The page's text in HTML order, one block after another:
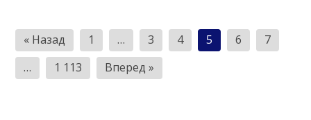
Пагинация
записей
« Назад 1 … 3 4 5 6
7
…
1 113 Вперед »